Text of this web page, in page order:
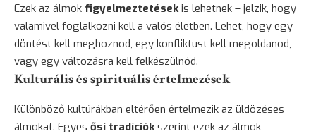
Ezek az álmok figyelmeztetésekis lehetnek – jelzik, hogy
valamivel foglalkozni kell a valós életben. Lehet, hogy egy
döntést kell meghoznod, egy konfliktust kell megoldanod,
vagy egy változásra kell felkészülnöd.
Kulturális és spirituális értelmezések
Különböző kultúrákban eltérően értelmezik az üldözéses
álmokat. Egyes ősi tradíciókszerint ezek az álmok